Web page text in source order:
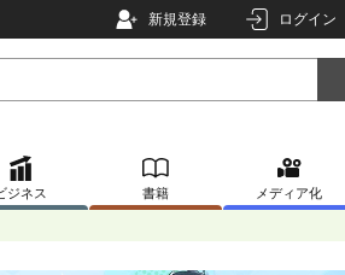
新規登録 ログイン
ジネス 書籍 メディア化